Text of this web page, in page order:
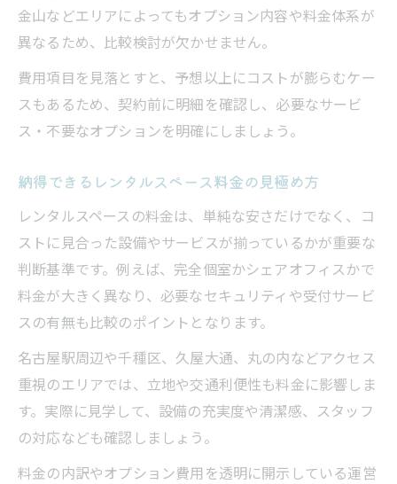
金山などエリアによってもオプション内容や料金体系が
異なるため、比較検討が欠かせません。
費用項目を見落とすと、予想以上にコストが膨らむケー
スもあるため、契約前に明細を確認し、必要なサービ
ス・不要なオプションを明確にしましょう。
納得できるレンタルスペース料金の見極め方
レンタルスペースの料金は、単純な安さだけでなく、コ
ストに見合った設備やサービスが揃っているかが重要な
判断基準です。例えば、完全個室かシェアオフィスかで
料金が大きく異なり、必要なセキュリティや受付サービ
スの有無も比較のポイントとなります。
名古屋駅周辺や千種区、久屋大通、丸の内などアクセス
重視のエリアでは、立地や交通利便性も料金に影響しま
す。実際に見学して、設備の充実度や清潔感、スタッフ
の対応なども確認しましょう。
料金の内訳やオプション費用を透明に開示している運営